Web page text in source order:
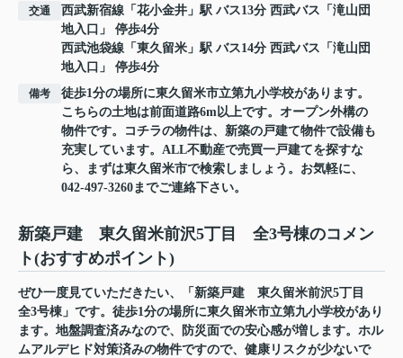
交通 西武新宿線 「 花小金井 」駅 バス13分 西武バス「滝山団
地入口」 停歩4分
西武池袋線 「 東久留米 」駅 バス14分 西武バス「滝山団
地入口」 停歩4分
備考
徒歩1分の場所に東久留米市立第九小学校があります。
こちらの土地は前面道路6m以上です。オープン外構の
物件です。コチラの物件は、新築の戸建て物件で設備も
充実しています。ALL不動産で売買一戸建てを探すな
ら、まずは東久留米市で検索しましょう。お気軽に、
042-497-3260までご連絡下さい。
新築戸建 東久留米前沢5丁目 全3号棟のコメン
ト(おすすめポイント)
ぜひ一度見ていただきたい、「新築戸建 東久留米前沢5丁目
全3号棟」です。徒歩1分の場所に東久留米市立第九小学校があり
ます。地盤調査済みなので、防災面での安心感が増します。ホル
ムアルデヒド対策済みの物件ですので、健康リスクが少ないで